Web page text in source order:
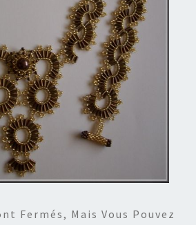
Fermés, Mais Vous Pouvez